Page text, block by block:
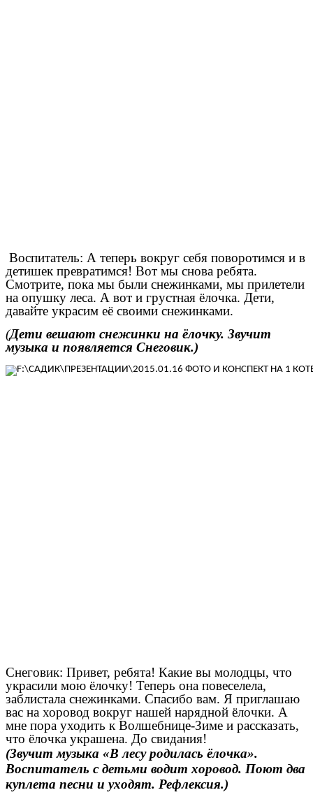
Воспитатель: А теперь вокруг себя поворотимся и в
детишек превратимся! Вот мы снова ребята.
Смотрите, пока мы были снежинками, мы прилетели
на опушку леса. А вот и грустная ёлочка. Дети,
давайте украсим её своими снежинками.
(Дети вешают снежинки на ёлочку. Звучит
музыка и появляется Снеговик.)
Снеговик: Привет, ребята! Какие вы молодцы, что
украсили мою ёлочку! Теперь она повеселела,
заблистала снежинками. Спасибо вам. Я приглашаю
вас на хоровод вокруг нашей нарядной ёлочки. А
мне пора уходить к Волшебнице-Зиме и рассказать,
что ёлочка украшена. До свидания!
(Звучит музыка «В лесу родилась ёлочка».
Воспитатель с детьми водит хоровод. Поют два
куплета песни и уходят. Рефлексия.)